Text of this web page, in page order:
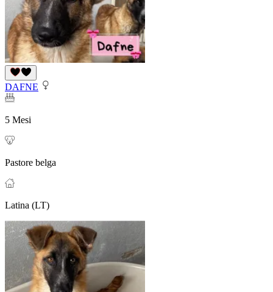
DAFNE
5 Mesi
Pastore belga
Latina (LT)